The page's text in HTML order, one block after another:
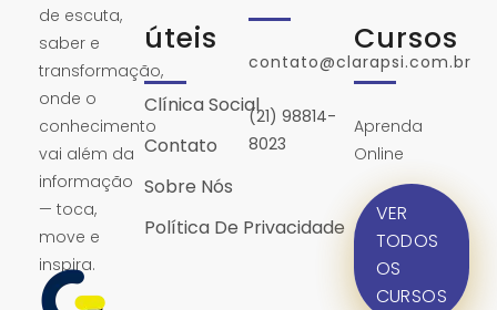
de escuta,
saber e
transformação,
onde o
conhecimento
vai além da
informação
— toca,
move e
inspira.
úteis
Clínica Social
Contato
Sobre Nós
Política De Privacidade
contato@clarapsi.com.br
(21) 98814-
8023
Cursos
Aprenda
Online
VER
TODOS
OS
CURSOS